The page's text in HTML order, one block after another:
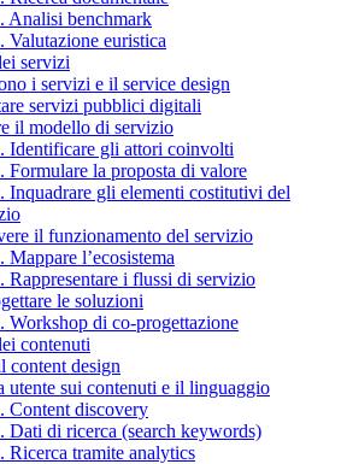
Analisi benchmark
Valutazione euristica
servizi
i servizi e il service design
servizi pubblici digitali
il modello di servizio
Identificare gli attori coinvolti
Formulare la proposta di valore
Inquadrare gli elementi costitutivi del
il funzionamento del servizio
Mappare l’ecosistema
Rappresentare i flussi di servizio
le soluzioni
Workshop di co-progettazione
contenuti
content design
utente sui contenuti e il linguaggio
Content discovery
Dati di ricerca (search keywords)
Ricerca tramite analytics